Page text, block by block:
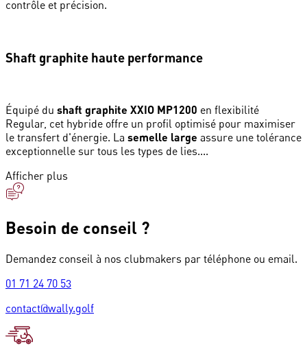
contrôle et précision.
Shaft graphite haute performance
Équipé du shaft graphite XXIO MP1200 en flexibilité
Regular, cet hybride offre un profil optimisé pour maximiser
le transfert d'énergie. La semelle large assure une tolérance
exceptionnelle sur tous les types de lies....
Afficher plus
Besoin de conseil ?
Demandez conseil à nos clubmakers par téléphone ou email.
01 71 24 70 53
contact@wally.golf